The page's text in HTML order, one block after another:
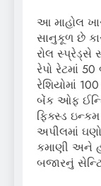
આ માહોલ
સાનુકૂળ છે
રોલ સ્પ્રેડ્સે
રેપો રેટમાં
રેશિયોમાં
બેંક ઓફ
ફિક્સ્ડ
અપીલમાં ઘણો
કમાણી અને
બજારનું